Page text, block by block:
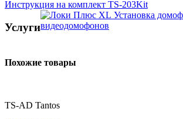
Инструкция на комплект TS-203Kit
Услуги
Установка
видеодомофонов
Похожие товары
TS-AD Tantos